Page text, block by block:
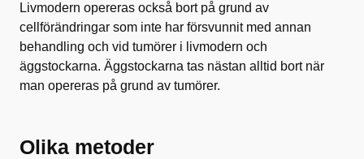
Livmodern opereras också bort på grund av
cellförändringar som inte har försvunnit med annan
behandling och vid tumörer i livmodern och
äggstockarna. Äggstockarna tas nästan alltid bort när
man opereras på grund av tumörer.
Olika metoder